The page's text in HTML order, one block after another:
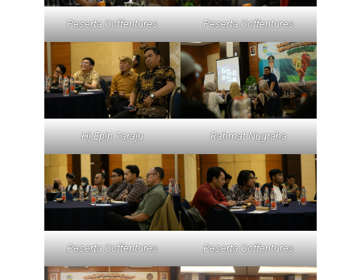
Peserta Coffentures Peserta Coffentures
Hj Epip Taraju Rahmat Nugraha
Peserta Coffentures Peserta Coffentures